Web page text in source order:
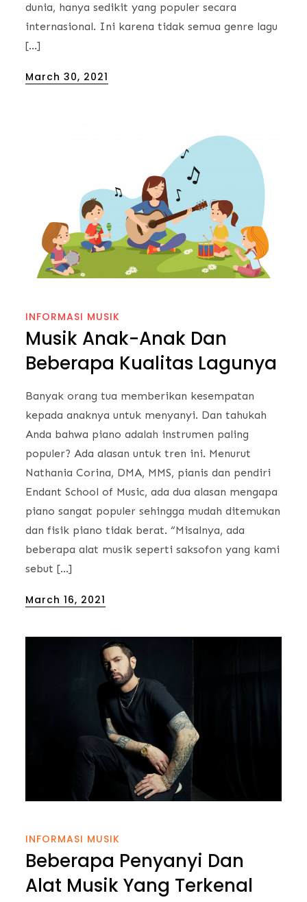
dunia, hanya sedikit yang populer secara
internasional. Ini karena tidak semua genre lagu
[…]
Posted
March 30, 2021
INFORMASI MUSIK
Musik Anak-Anak Dan
Beberapa Kualitas Lagunya
Banyak orang tua memberikan kesempatan
kepada anaknya untuk menyanyi. Dan tahukah
Anda bahwa piano adalah instrumen paling
populer? Ada alasan untuk tren ini. Menurut
Nathania Corina, DMA, MMS, pianis dan pendiri
Endant School of Music, ada dua alasan mengapa
piano sangat populer sehingga mudah ditemukan
dan fisik piano tidak berat. “Misalnya, ada
beberapa alat musik seperti saksofon yang kami
sebut […]
Posted
March 16, 2021
INFORMASI MUSIK
Beberapa Penyanyi Dan
Alat Musik Yang Terkenal